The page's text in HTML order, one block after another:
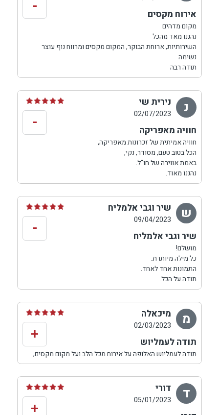
אירוח מקסים
מקום מדהים
נהננו מאד מהכל
השירותיות, ארוחת הבוקר, המקום מקסים ומרווח נוף עוצר
נשימה
תודה רבה
-
נ נירית שי
02/07/2023
חוויה מאפריקה
חוויה אמיתית של זכרונות מאפריקה,
הכל בטוב טעם, מסודר, נקי,
באמת אווירה של חו"ל.
נהננו מאוד.
-
ש שיר וגבי אלמליח
09/04/2023
שיר וגבי אלמליח
מושלם!
כל מילה מיותרת.
התמונות אחד לאחד.
תודה על הכל.
-
מ מיכאלה
02/03/2023
תודה לעמליוש
תודה לעמליוש האלופה על אירוח מכל הלב ועל מקום מקסים,
מיוחד, כייפי,נקי וכל מה שצריך בשביל לנקות את הראש.
פעם שלישית שלנו פה. ובטח לא האחרונה.
+
ד דורי
05/01/2023
+